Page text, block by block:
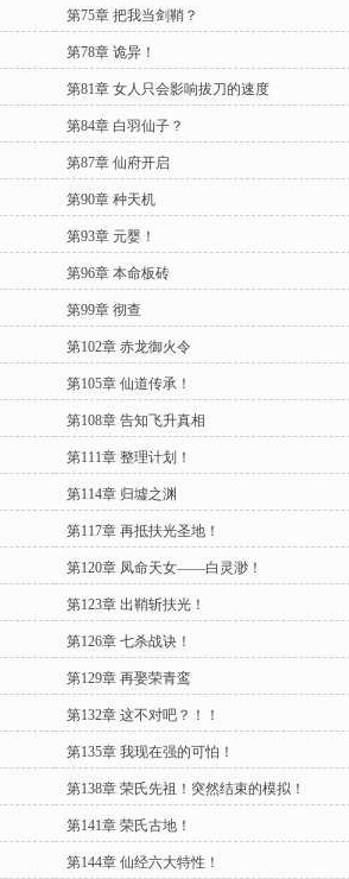
第75章 把我当剑鞘？
第78章 诡异！
第81章 女人只会影响拔刀的速度
第84章 白羽仙子？
第87章 仙府开启
第90章 种天机
第93章 元婴！
第96章 本命板砖
第99章 彻查
第102章 赤龙御火令
第105章 仙道传承！
第108章 告知飞升真相
第111章 整理计划！
第114章 归墟之渊
第117章 再抵扶光圣地！
第120章 凤命天女——白灵渺！
第123章 出鞘斩扶光！
第126章 七杀战诀！
第129章 再娶荣青鸾
第132章 这不对吧？！！
第135章 我现在强的可怕！
第138章 荣氏先祖！突然结束的模拟！
第141章 荣氏古地！
第144章 仙经六大特性！